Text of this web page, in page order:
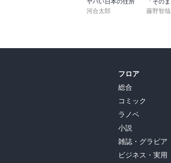
ヤバい日本の住所
河合太郎
藤野智哉
フロア
総合
コミック
ラノベ
小説
雑誌・グラビア
ビジネス・実用